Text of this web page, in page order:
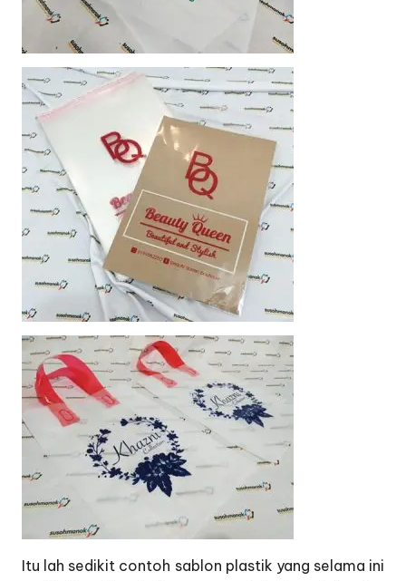
Itu lah sedikit contoh sablon plastik yang selama ini